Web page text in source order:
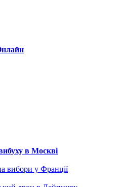
в Москві
вибори у Франції